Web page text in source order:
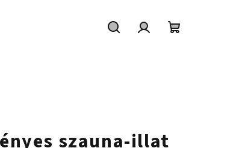
szauna-illat